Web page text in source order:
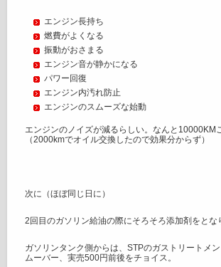
エンジン長持ち
燃費がよくなる
振動がおさまる
エンジン音が静かになる
パワー回復
エンジン内汚れ防止
エンジンのスムーズな始動
エンジンのノイズが減るらしい。なんと10000KM
（2000kmでオイル交換したので効果分からず）
次に（ほぼ同じ日に）
2回目のガソリン給油の際にそろそろ添加剤をとな
ガソリンタンク側からは、STPのガストリートメ
ムーバー、実売500円前後をチョイス。